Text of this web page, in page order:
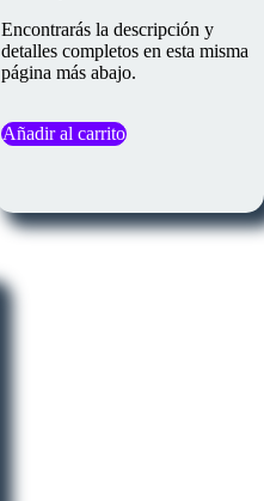
Encontrarás la descripción y
detalles completos en esta misma
página más abajo.
Añadir al carrito